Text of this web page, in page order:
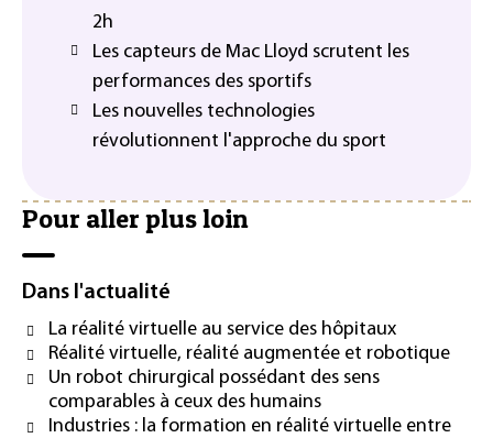
2h
Les capteurs de Mac Lloyd scrutent les
performances des sportifs
Les nouvelles technologies
révolutionnent l'approche du sport
Pour aller plus loin
Dans l'actualité
La réalité virtuelle au service des hôpitaux
Réalité virtuelle, réalité augmentée et robotique
Un robot chirurgical possédant des sens
comparables à ceux des humains
Industries : la formation en réalité virtuelle entre